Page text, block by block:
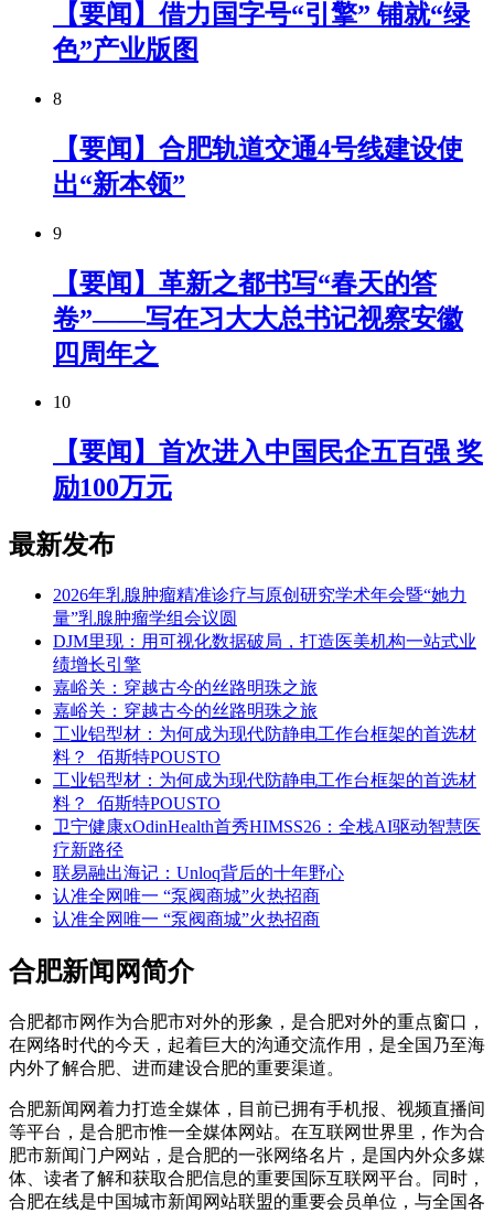
【要闻】借力国字号“引擎” 铺就“绿
色”产业版图
8
【要闻】合肥轨道交通4号线建设使
出“新本领”
9
【要闻】革新之都书写“春天的答
卷”——写在习大大总书记视察安徽
四周年之
10
【要闻】首次进入中国民企五百强 奖
励100万元
最新发布
2026年乳腺肿瘤精准诊疗与原创研究学术年会暨“她力
量”乳腺肿瘤学组会议圆
DJM里现：用可视化数据破局，打造医美机构一站式业
绩增长引擎
嘉峪关：穿越古今的丝路明珠之旅
嘉峪关：穿越古今的丝路明珠之旅
工业铝型材：为何成为现代防静电工作台框架的首选材
料？_佰斯特POUSTO
工业铝型材：为何成为现代防静电工作台框架的首选材
料？_佰斯特POUSTO
卫宁健康xOdinHealth首秀HIMSS26：全栈AI驱动智慧医
疗新路径
联易融出海记：Unloq背后的十年野心
认准全网唯一 “泵阀商城”火热招商
认准全网唯一 “泵阀商城”火热招商
合肥新闻网简介
合肥都市网作为合肥市对外的形象，是合肥对外的重点窗口，
在网络时代的今天，起着巨大的沟通交流作用，是全国乃至海
内外了解合肥、进而建设合肥的重要渠道。
合肥新闻网着力打造全媒体，目前已拥有手机报、视频直播间
等平台，是合肥市惟一全媒体网站。在互联网世界里，作为合
肥市新闻门户网站，是合肥的一张网络名片，是国内外众多媒
体、读者了解和获取合肥信息的重要国际互联网平台。同时，
合肥在线是中国城市新闻网站联盟的重要会员单位，与全国各